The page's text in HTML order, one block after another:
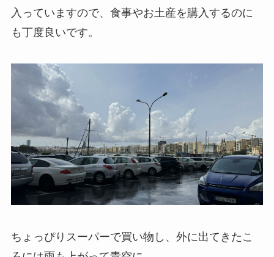
入っていますので、食事やお土産を購入するのに
も丁度良いです。
ちょっぴりスーパーで買い物し、外に出てきたこ